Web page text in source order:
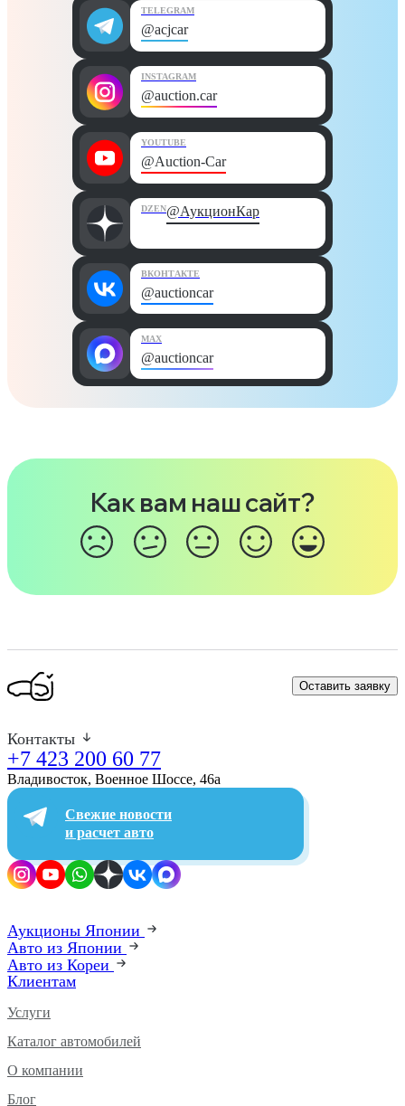
TELEGRAM
@acjcar
INSTAGRAM
@auction.car
YOUTUBE
@Auction-Car
DZEN@АукционКар
ВКОНТАКТЕ
@auctioncar
MAX
@auctioncar
Как вам наш сайт?
Оставить заявку
Контакты
+7 423 200 60 77
Владивосток, Военное Шоссе, 46а​
Свежие новости
и расчет авто
Аукционы Японии
Авто из Японии
Авто из Кореи
Клиентам
Услуги
Каталог автомобилей
О компании
Блог